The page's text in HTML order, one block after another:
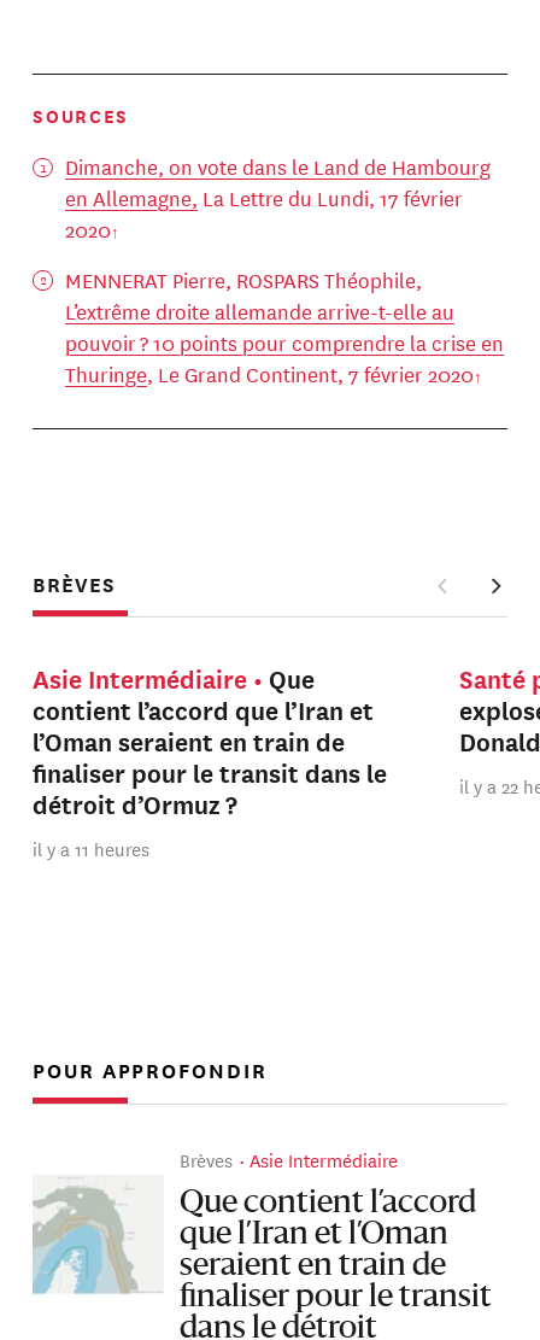
SOURCES
Dimanche, on vote dans le Land de Hambourg
en Allemagne, La Lettre du Lundi, 17 février
2020
MENNERAT Pierre, ROSPARS Théophile,
L’extrême droite allemande arrive-t-elle au
pouvoir ? 10 points pour comprendre la crise en
Thuringe, Le Grand Continent, 7 février 2020
BRÈVES
Asie Intermédiaire
Que
contient l’accord que l’Iran et
l’Oman seraient en train de
finaliser pour le transit dans le
détroit d’Ormuz ?
il y a 11 heures
Santé
il y a 22
POUR APPROFONDIR
Brèves Asie Intermédiaire
Que contient l’accord
que l’Iran et l’Oman
seraient en train de
finaliser pour le transit
dans le détroit